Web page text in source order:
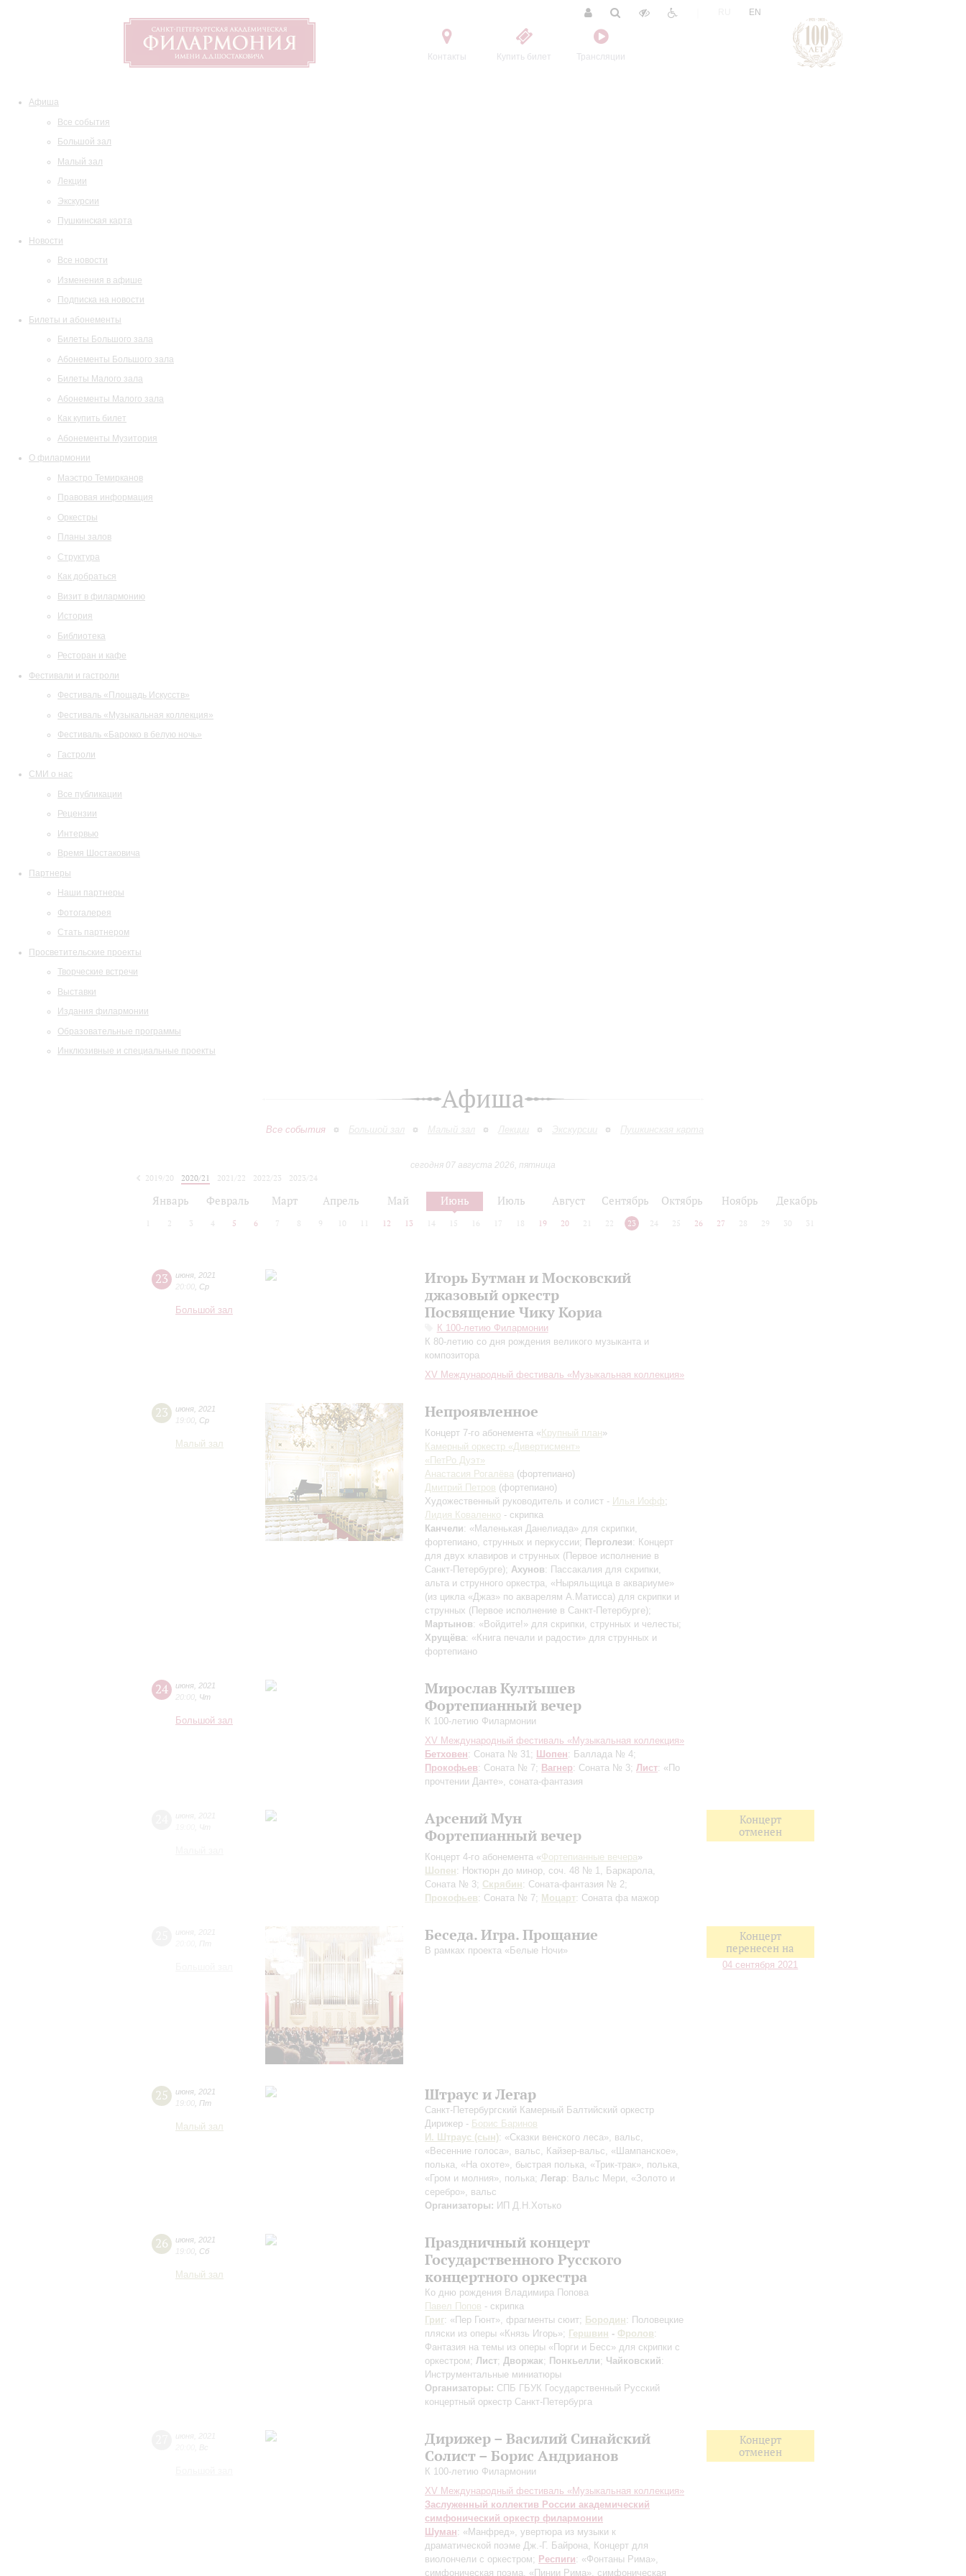
Контакты Купить билет Трансляции
EN
Афиша
Все события
Большой зал
Малый зал
Лекции
Экскурсии
Пушкинская карта
Новости
Все новости
Изменения в афише
Подписка на новости
Билеты и абонементы
Билеты Большого зала
Абонементы Большого зала
Билеты Малого зала
Абонементы Малого зала
Как купить билет
Абонементы Музитория
О филармонии
Маэстро Темирканов
Правовая информация
Оркестры
Планы залов
Структура
Как добраться
Визит в филармонию
История
Библиотека
Ресторан и кафе
Фестивали и гастроли
Фестиваль «Площадь Искусств»
Фестиваль «Музыкальная коллекция»
Фестиваль «Барокко в белую ночь»
Гастроли
СМИ о нас
Все публикации
Рецензии
Интервью
Время Шостаковича
Партнеры
Наши партнеры
Фотогалерея
Стать партнером
Просветительские проекты
Творческие встречи
Выставки
Издания филармонии
Образовательные программы
Инклюзивные и специальные проекты
Афиша
Все события Большой зал Малый зал Лекции Экскурсии Пушкинская карта
сегодня 07 августа 2026, пятница
2019/20
2020/21 2021/22 2022/23
2023/24
Январь Февраль Март Апрель Май Июнь Июль Август Сентябрь Октябрь Ноябрь Декабрь
2 3 4 5 6 7 8 9 10 12 13 14 15 16 17 18 19 20 21 22 23 24 25 26 27 28 29 30 31
23 июня 2021
20:00 Ср
Большой зал
Игорь Бутман и Московский
джазовый оркестр
Посвящение Чику Кориа
К 100-летию Филармонии
К 80-летию со дня рождения великого музыканта и
композитора
XV Международный фестиваль «Музыкальная коллекция»
23 июня 2021
19:00 Ср
Малый зал
Непроявленное
Концерт 7-го абонемента « Крупный план»
Камерный оркестр «Дивертисмент»
«ПетРо Дуэт»
Анастасия Рогалёва (фортепиано)
Дмитрий Петров (фортепиано)
Художественный руководитель и солист - Илья Иофф;
Лидия Коваленко - скрипка
Канчели: «Маленькая Данелиада» для скрипки,
фортепиано, струнных и перкуссии; Перголези: Концерт
для двух клавиров и струнных (Первое исполнение в
Санкт-Петербурге); Ахунов: Пассакалия для скрипки,
альта и струнного оркестра, «Ныряльщица в аквариуме»
(из цикла «Джаз» по акварелям А.Матисса) для скрипки и
струнных (Первое исполнение в Санкт-Петербурге);
Мартынов: «Войдите!» для скрипки, струнных и челесты;
Хрущёва: «Книга печали и радости» для струнных и
фортепиано
24 июня 2021
20:00 Чт
Большой зал
Мирослав Култышев
Фортепианный вечер
К 100-летию Филармонии
XV Международный фестиваль «Музыкальная коллекция»
Бетховен: Соната № 31; Шопен: Баллада № 4;
Прокофьев: Соната № 7; Вагнер: Соната № 3; Лист: «По
прочтении Данте», соната-фантазия
Арсений Мун
Фортепианный вечер
Концерт 4-го абонемента «Фортепианные вечера»
Шопен: Ноктюрн до минор, соч. 48 № 1, Баркарола,
Соната № 3; Скрябин: Соната-фантазия № 2;
Прокофьев: Соната № 7; Моцарт: Соната фа мажор
Концерт
отменен
Беседа. Игра. Прощание
В рамках проекта «Белые Ночи»
Концерт
перенесен на
04 сентября 2021
25 июня 2021
19:00 Пт
Малый зал
Штраус и Легар
Санкт-Петербургский Камерный Балтийский оркестр
Дирижер - Борис Баринов
И. Штраус (сын): «Сказки венского леса», вальс,
«Весенние голоса», вальс, Кайзер-вальс, «Шампанское»,
полька, «На охоте», быстрая полька, «Трик-трак», полька,
«Гром и молния», полька; Легар: Вальс Мери, «Золото и
серебро», вальс
Организаторы: ИП Д.Н.Хотько
26 июня 2021
19:00 Сб
Малый зал
Праздничный концерт
Государственного Русского
концертного оркестра
Ко дню рождения Владимира Попова
Павел Попов - скрипка
Григ: «Пер Гюнт», фрагменты сюит; Бородин: Половецкие
пляски из оперы «Князь Игорь»; Гершвин - Фролов:
Фантазия на темы из оперы «Порги и Бесс» для скрипки с
оркестром; Лист; Дворжак; Понкьелли; Чайковский:
Инструментальные миниатюры
Организаторы: СПБ ГБУК Государственный Русский
концертный оркестр Санкт-Петербурга
Дирижер – Василий Синайский
Солист – Борис Андрианов
К 100-летию Филармонии
XV Международный фестиваль «Музыкальная коллекция»
Заслуженный коллектив России академический
симфонический оркестр филармонии
Шуман: «Манфред», увертюра из музыки к
драматической поэме Дж.-Г. Байрона, Концерт для
виолончели с оркестром; Респиги: «Фонтаны Рима»,
симфоническая поэма, «Пинии Рима», симфоническая
Концерт
отменен